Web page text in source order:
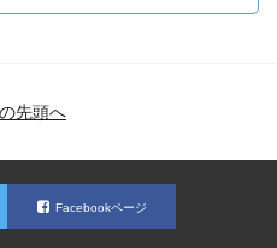
先頭へ
Facebookページ